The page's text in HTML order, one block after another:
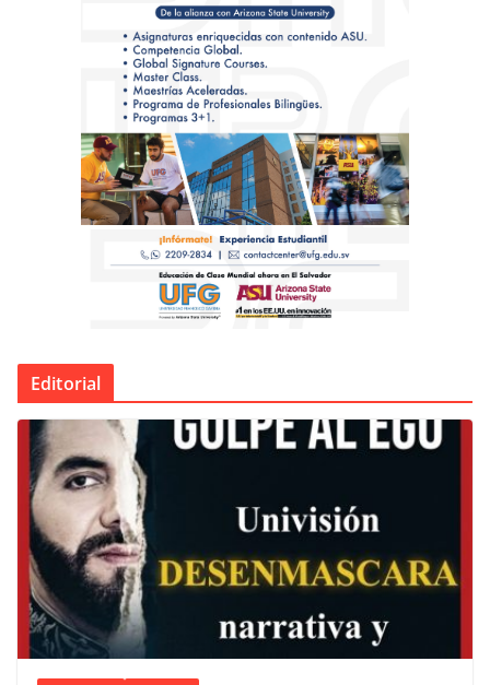
Editorial